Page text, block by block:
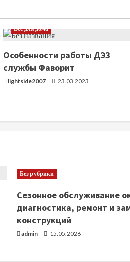
Все для дома
Особенности работы ДЭЗ
службы Фаворит
lightside2007 23.03.2023
Без рубрики
Сезонное обслуживание
диагностика, ремонт и
конструкций
admin 15.05.2026